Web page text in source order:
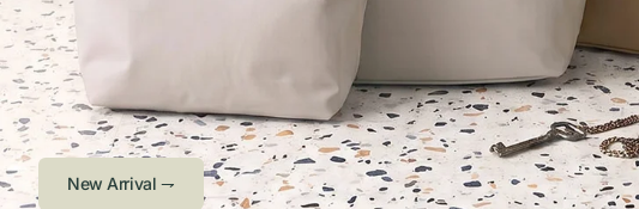
エコバッグ・サ
ブバッグ
メガネ・サング
ラス・ルーペ
傘
ハンカチ・ソッ
クス
ジュエリーボッ
クス ・ケース
インテリア
Check ⇁